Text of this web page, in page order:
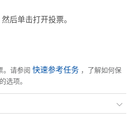
后单击打开投票。
。请参阅 快速参考任务 ，了解如何保
选项。